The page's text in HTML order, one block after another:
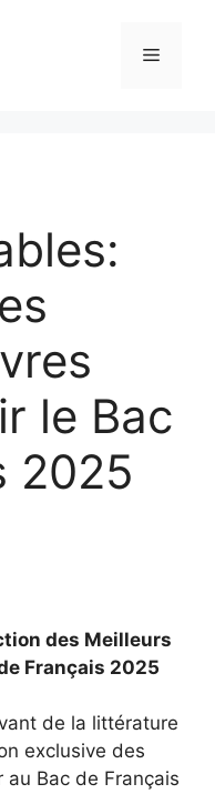
Menu
le Bac
2025
des Meilleurs
Français 2025
de la littérature
exclusive des
au Bac de Français